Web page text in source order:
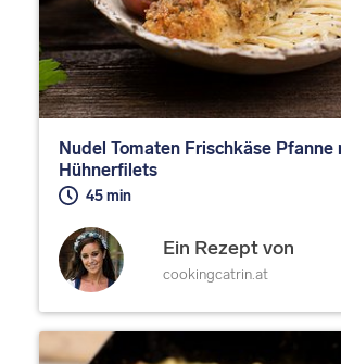
Nudel Tomaten Frischkäse Pfanne
Hühnerfilets
45 min
Ein Rezept von
cookingcatrin.at